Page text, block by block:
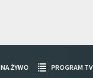
NA ŻYWO PROGRAM TV